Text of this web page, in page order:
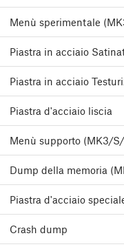
Menù sperimentale
Piastra in acciaio
Piastra in acciaio
Piastra d'acciaio liscia
Menù supporto (MK3/
Dump della memoria
Piastra d'acciaio
Crash dump